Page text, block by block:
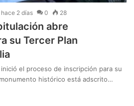
hace 2 días 0 28
abre
su Tercer Plan
el proceso de inscripción para su
histórico está adscrito…